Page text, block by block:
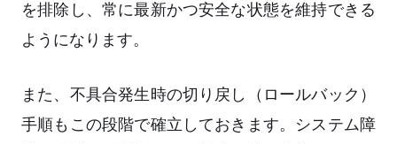
を排除し、常に最新かつ安全な状態を維持できる
ようになります。
また、不具合発生時の切り戻し（ロールバック）
手順もこの段階で確立しておきます。システム障